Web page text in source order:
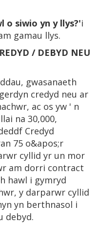
o siwio yn y llys?'i
gamau llys.
/ DEBYD NEU
gwasanaeth
credyd neu ar
ac os yw ' n
na 30,000,
Credyd
75 o&apos;r
cyllid yr un mor
am dorri contract
hawl i gymryd
y darparwr cyllid
yn berthnasol i
debyd.